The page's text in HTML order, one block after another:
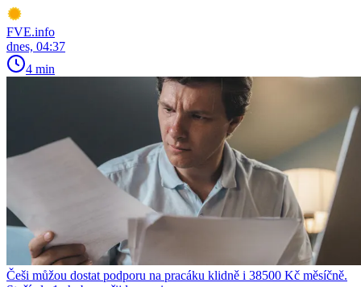
FVE.info
dnes, 04:37
4 min
Češi můžou dostat podporu na pracáku klidně i 38500 Kč měsíčně.